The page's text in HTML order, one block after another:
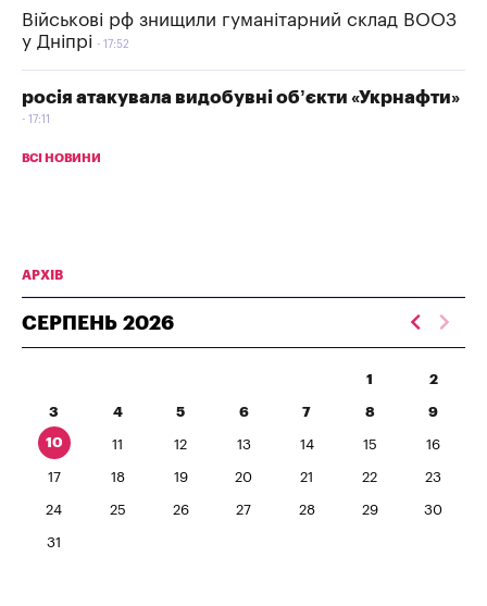
Військові рф знищили гуманітарний склад ВООЗ
у Дніпрі
17:52
росія атакувала видобувні об’єкти «Укрнафти»
17:11
ВСІ НОВИНИ
АРХІВ
СЕРПЕНЬ 2026
1 2
3 4 5 6 7 8 9
10 11 12 13 14 15 16
17 18 19 20 21 22 23
24 25 26 27 28 29 30
31